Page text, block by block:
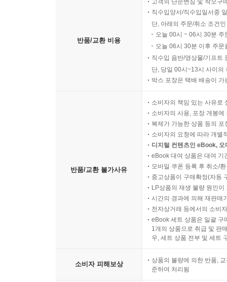
반품/교환 비용
직수입양서/직수입일서중
단, 아래의 주문/취소 조건
오늘 00시 ~ 06시 30분
오늘 06시 30분 이후 주
직수입 음반/영상물/기프트
단, 당일 00시~13시 사이의
박스 포장은 택배 배송이
반품/교환 불가사유
소비자의 책임 있는 사유로
소비자의 사용, 포장 개봉
복제가 가능한 상품 등의
소비자의 요청에 따라 개별
디지털 컨텐츠인 eBook,
eBook 대여 상품은 대여 기
모바일 쿠폰 등록 후 취소/
중고상품이 구매확정(자동
LP상품의 재생 불량 원인
시간의 경과에 의해 재판매
전자상거래 등에서의 소비
eBook 세트 상품은 일괄 구
1개의 상품으로 취급 및 판
우, 세트 상품 전부 및 세트
소비자 피해보상
상품의 불량에 의한 반품,
준하여 처리됨